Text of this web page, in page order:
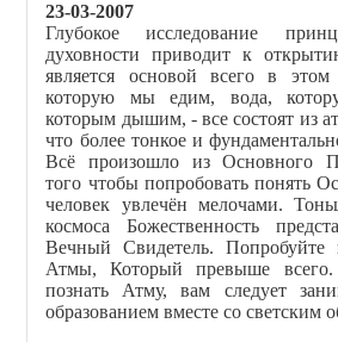
23-03-2007
Глубокое исследование
духовности приводит к
является основой всего в
которую мы едим, вода,
которым дышим, - все состоят из
что более тонкое и
Всё произошло из Основного
того чтобы попробовать понять
человек увлечён мелочами.
космоса Божественность
Вечный Свидетель. Попробуйте
Атмы, Который превыше
познать Атму, вам следует
образованием вместе со светским